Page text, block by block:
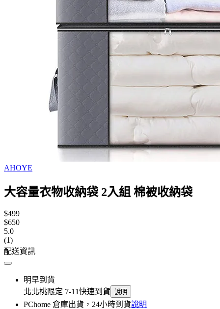
AHOYE
大容量衣物收納袋 2入組 棉被收納袋
$499
$650
5.0
(1)
配送資訊
明早到貨
北北桃限定 7-11快速到貨 說明
PChome 倉庫出貨，24小時到貨說明